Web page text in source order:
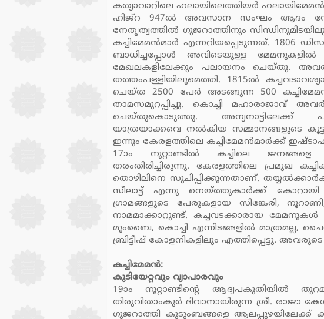
കത്യാവാറിലെ ഹലായിലെത്തിയര്‍
ഹിജ്‌റ 947ല്‍ അവസാന സംഘം ആദം
നേതൃത്വത്തില്‍ ഗുജറാത്തിനും
കച്ചിമേമന്‍മാര്‍ എന്നറിയപ്പെടുന്നത്. 1806
ബാധിച്ചപ്പോള്‍ അവിടെയുള്ള മേമനുകളില്‍
മേഖലകളിലേക്കും പലായനം ചെയ്തു.
തത്തംപള്ളിയിലുമെത്തി. 1815ല്‍
ചെയ്ത 2500 പേര്‍ അടങ്ങുന്ന 500
താമസമുറപ്പിച്ചു. കൊച്ചി മഹാരാജാവ്
ചെയ്തുകൊടുത്തു. അന്യനാട്ടിലേക്ക്
യാത്രയാക്കവെ നല്‍കിയ സമ്മാനങ്ങളുടെ
ഇന്നും കേരളത്തിലെ കച്ചിമേമന്‍മാര്‍ക്ക്
17ാം നൂറ്റാണ്ടില്‍ കച്ചിലെ ജനങ്ങളെ
തരംതിരിച്ചിരുന്നു. കേരളത്തിലെ പ്രമുഖ
തൊഴിലിനെ സൂചിപ്പിക്കുന്നതാണ്.
സീലാട്ട് എന്നു നെയ്ത്തുകാര്‍ക്ക്
ഗ്രാമങ്ങളുടെ പേരുകളായ സിങ്കേരി,
നാമമാക്കാറുണ്ട്. കച്ചവടക്കാരായ
മുംബൈ, കൊച്ചി എന്നിടങ്ങളില്‍ മാത്രമല്ല,
ബ്രിട്ടീഷ് കോളനികളിലും എത്തിപ്പെട്ടു.
കച്ചിമേമന്‍:
കുടിയേറ്റവും വ്യാപാരവും
19ാം നൂറ്റാണ്ടിന്റെ ആദ്യപകുതിയില്‍
തിരുവിതാംകൂര്‍ ദിവാനായിരുന്ന ശ്രീ.
ഗുജറാത്തി കുടുംബങ്ങളെ ആലപ്പുഴയിലേക്ക്